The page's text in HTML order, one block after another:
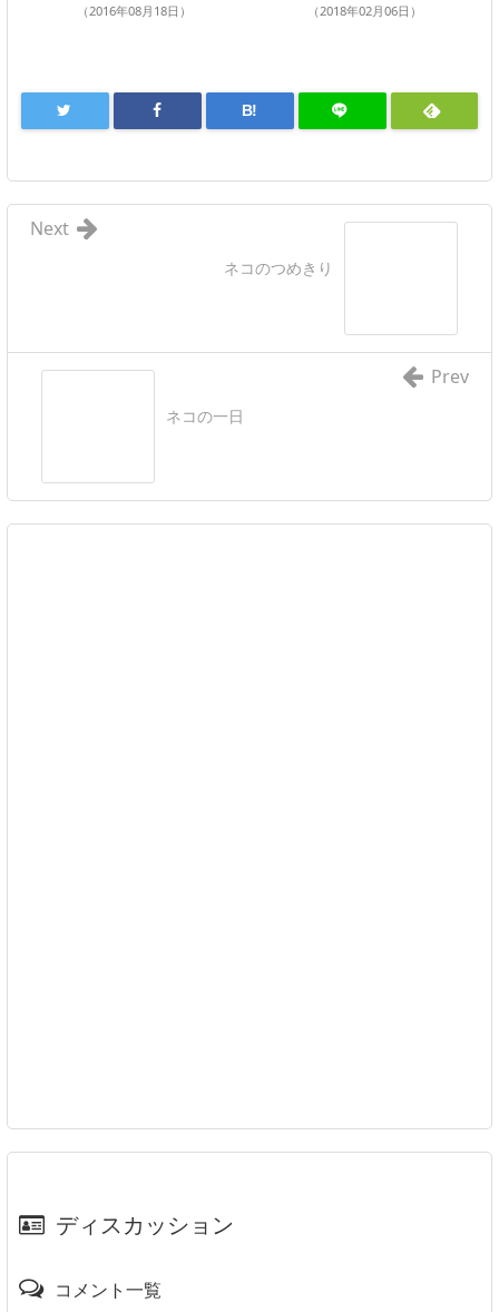
（2016年08月18日） （2018年02月06日）
B!
ネコのつめきり
Next
ネコの一日
Prev
ディスカッション
コメント一覧